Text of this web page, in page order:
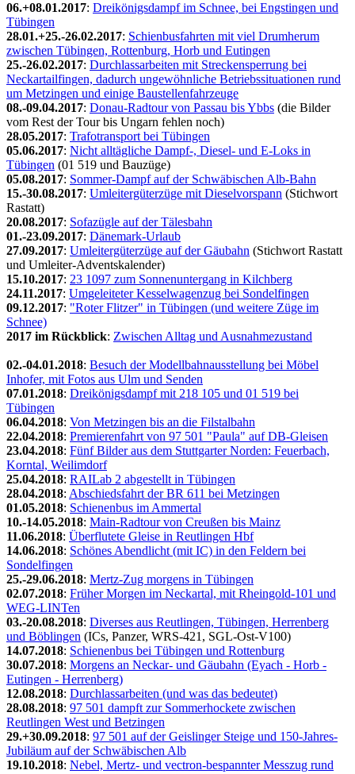
06.+08.01.2017: Dreikönigsdampf im Schnee, bei Engstingen und
Tübingen
28.01.+25.-26.02.2017: Schienbusfahrten mit viel Drumherum
zwischen Tübingen, Rottenburg, Horb und Eutingen
25.-26.02.2017: Durchlassarbeiten mit Streckensperrung bei
Neckartailfingen, dadurch ungewöhnliche Betriebssituationen rund
um Metzingen und einige Baustellenfahrzeuge
08.-09.04.2017: Donau-Radtour von Passau bis Ybbs (die Bilder
vom Rest der Tour bis Ungarn fehlen noch)
28.05.2017: Trafotransport bei Tübingen
05.06.2017: Nicht alltägliche Dampf-, Diesel- und E-Loks in
Tübingen (01 519 und Bauzüge)
05.08.2017: Sommer-Dampf auf der Schwäbischen Alb-Bahn
15.-30.08.2017: Umleitergüterzüge mit Dieselvorspann (Stichwort
Rastatt)
20.08.2017: Sofazügle auf der Tälesbahn
01.-23.09.2017: Dänemark-Urlaub
27.09.2017: Umleitergüterzüge auf der Gäubahn (Stichwort Rastatt
und Umleiter-Adventskalender)
15.10.2017: 23 1097 zum Sonnenuntergang in Kilchberg
24.11.2017: Umgeleiteter Kesselwagenzug bei Sondelfingen
09.12.2017: "Roter Flitzer" in Tübingen (und weitere Züge im
Schnee)
2017 im Rückblick: Zwischen Alltag und Ausnahmezustand
02.-04.01.2018: Besuch der Modellbahnausstellung bei Möbel
Inhofer, mit Fotos aus Ulm und Senden
07.01.2018: Dreikönigsdampf mit 218 105 und 01 519 bei
Tübingen
06.04.2018: Von Metzingen bis an die Filstalbahn
22.04.2018: Premierenfahrt von 97 501 "Paula" auf DB-Gleisen
23.04.2018: Fünf Bilder aus dem Stuttgarter Norden: Feuerbach,
Korntal, Weilimdorf
25.04.2018: RAILab 2 abgestellt in Tübingen
28.04.2018: Abschiedsfahrt der BR 611 bei Metzingen
01.05.2018: Schienenbus im Ammertal
10.-14.05.2018: Main-Radtour von Creußen bis Mainz
11.06.2018: Überflutete Gleise in Reutlingen Hbf
14.06.2018: Schönes Abendlicht (mit IC) in den Feldern bei
Sondelfingen
25.-29.06.2018: Mertz-Zug morgens in Tübingen
02.07.2018: Früher Morgen im Neckartal, mit Rheingold-101 und
WEG-LINTen
03.-20.08.2018: Diverses aus Reutlingen, Tübingen, Herrenberg
und Böblingen (ICs, Panzer, WRS-421, SGL-Ost-V100)
14.07.2018: Schienenbus bei Tübingen und Rottenburg
30.07.2018: Morgens an Neckar- und Gäubahn (Eyach - Horb -
Eutingen - Herrenberg)
12.08.2018: Durchlassarbeiten (und was das bedeutet)
28.08.2018: 97 501 dampft zur Sommerhockete zwischen
Reutlingen West und Betzingen
29.+30.09.2018: 97 501 auf der Geislinger Steige und 150-Jahres-
Jubiläum auf der Schwäbischen Alb
19.10.2018: Nebel, Mertz- und vectron-bespannter Messzug rund